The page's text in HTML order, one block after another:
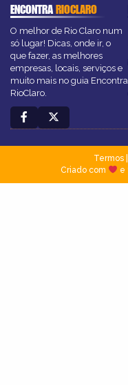
ENCONTRARIOCLARO
O melhor de Rio Claro num
só lugar! Dicas, onde ir, o
que fazer, as melhores
empresas, locais, serviços e
muito mais no guia Encontra
RioClaro.
Termos|
Criado com
e